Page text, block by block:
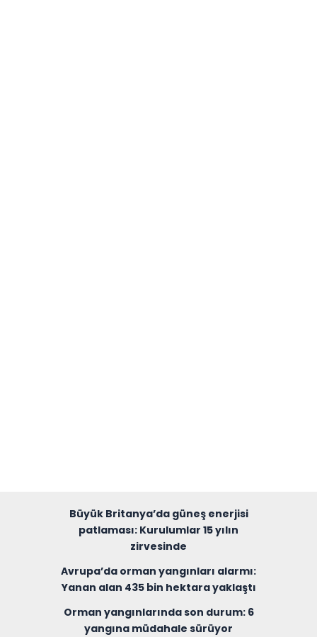
Büyük Britanya’da güneş enerjisi
patlaması: Kurulumlar 15 yılın
zirvesinde
Avrupa’da orman yangınları alarmı:
Yanan alan 435 bin hektara yaklaştı
Orman yangınlarında son durum: 6
yangına müdahale sürüyor